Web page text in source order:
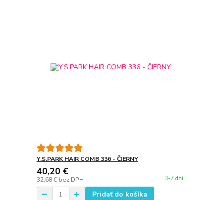
Y.S.PARK HAIR COMB 336 - ČIERNY
40,20 €
32,68 € bez DPH 3-7 dní
Pridať do košíka